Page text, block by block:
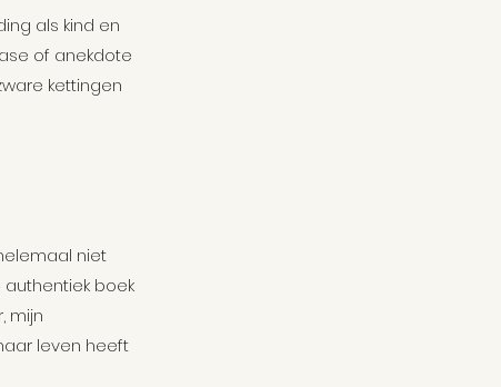
als kind en
of anekdote
kettingen
niet
boek
mijn
leven heeft